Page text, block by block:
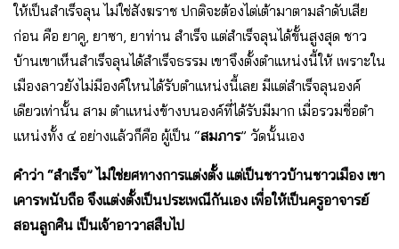
ให้เป็นสําเร็จลุน ไม่ใช่สังฆราช ปกติจะต้องไต่เต้ามาตามลําดับเสีย
ก่อน คือ ยาคู, ยาซา, ยาท่าน สําเร็จ แต่สําเร็จลุนได้ขั้นสูงสุด ชาว
บ้านเขาเห็นสําเร็จลุนได้สําเร็จธรรม เขาจึงตั้งตําแหน่งนี้ให้ เพราะใน
เมืองลาวยังไม่มีองค์ใหนได้รับตําแหน่งนี้เลย มีแต่สําเร็จลุนองค์
เดียวเท่านั้น สาม ตําแหน่งข้างบนองค์ที่ได้รับมีมาก เมื่อรวมชื่อตํา
แหน่งทั้ง ๔ อย่างแล้วก็คือ ผู้เป็น “สมภาร” วัดนั้นเอง
คําว่า “สําเร็จ” ไม่ใช่ยศทางการแต่งตั้ง แต่เป็นชาวบ้านชาวเมือง เขา
เคารพนับถือ จึงแต่งตั้งเป็นประเพณีกันเอง เพื่อให้เป็นครูอาจารย์
สอนลูกศิน เป็นเจ้าอาวาสสืบไป